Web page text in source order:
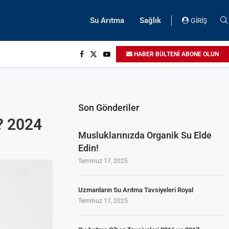
Su Arıtma Sağlık GİRİŞ
HABER BÜLTENİ ABONE OLUN
2024
Son Gönderiler
Musluklarınızda Organik Su Elde
Edin!
Temmuz 17, 2025
Uzmanların Su Arıtma Tavsiyeleri Royal
Temmuz 17, 2025